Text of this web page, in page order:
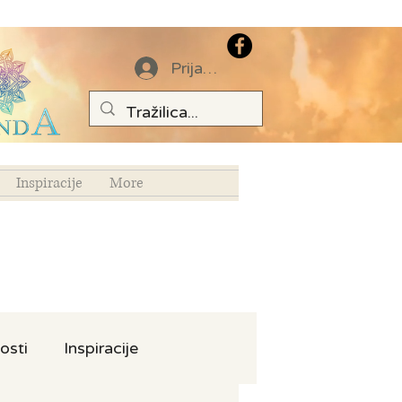
Prijava
Inspiracije More
Inspiracije